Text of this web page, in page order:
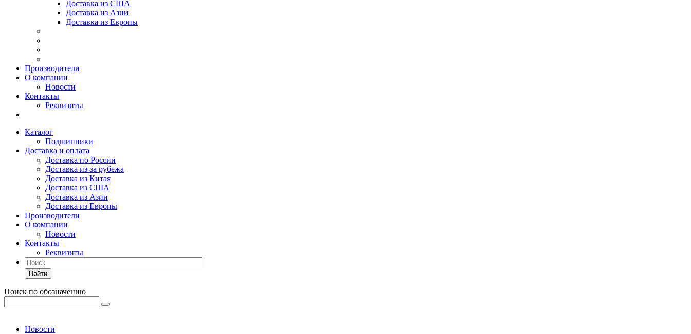
Доставка из США
Доставка из Азии
Доставка из Европы
Производители
О компании
Новости
Контакты
Реквизиты
Каталог
Подшипники
Доставка и оплата
Доставка по России
Доставка из-за рубежа
Доставка из Китая
Доставка из США
Доставка из Азии
Доставка из Европы
Производители
О компании
Новости
Контакты
Реквизиты
Найти
Поиск по обозначению
Новости